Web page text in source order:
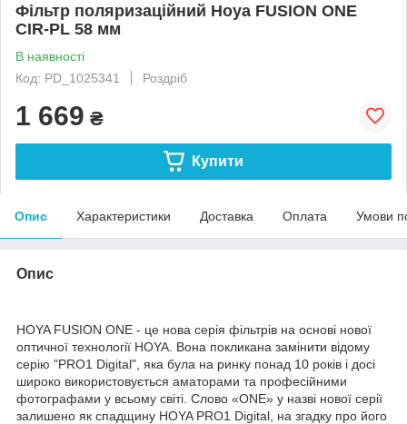
Фільтр поляризаційний Hoya FUSION ONE
CIR-PL 58 мм
В наявності
Код: PD_1025341
Роздріб
1 669 ₴
Купити
Опис Характеристики Доставка Оплата Умови
Опис
HOYA FUSION ONE - це нова серія фільтрів на основі нової
оптичної технології HOYA. Вона покликана замінити відому
серію "PRO1 Digital", яка була на ринку понад 10 років і досі
широко використовується аматорами та професійними
фотографами у всьому світі. Слово «ONE» у назві нової серії
залишено як спадщину HOYA PRO1 Digital, на згадку про його